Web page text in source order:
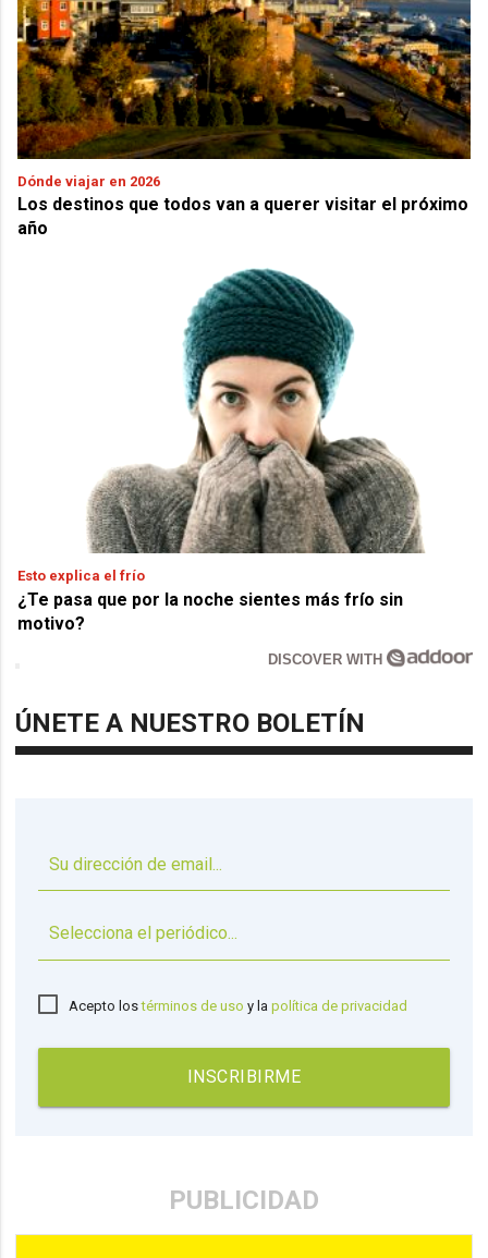
Dónde viajar en 2026
Los destinos que todos van a querer visitar el próximo
año
Esto explica el frío
¿Te pasa que por la noche sientes más frío sin
motivo?
DISCOVER WITH
ÚNETE A NUESTRO BOLETÍN
Acepto lostérminos de uso y lapolítica de privacidad
INSCRIBIRME
PUBLICIDAD